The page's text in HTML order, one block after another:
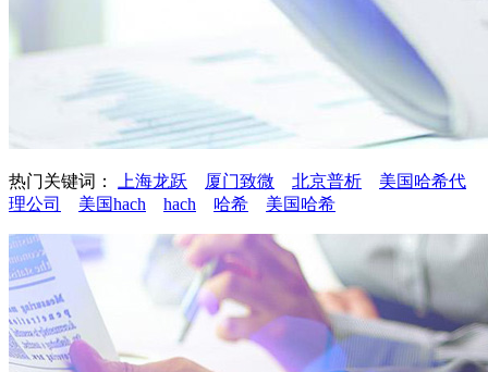
热门关键词： 上海龙跃 厦门致微 北京普析
美国哈希代
理公司
美国hach hach 哈希 美国哈希